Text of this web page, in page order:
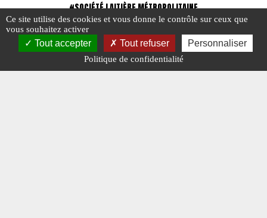
#SOCIÉTÉ LAITIÈRE MÉTROPOLITAINE
Ce site utilise des cookies et vous donne le contrôle sur ceux que
vous souhaitez activer
Tout accepter Tout refuser Personnaliser
Politique de confidentialité